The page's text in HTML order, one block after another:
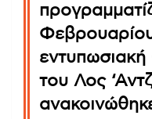
του Λος